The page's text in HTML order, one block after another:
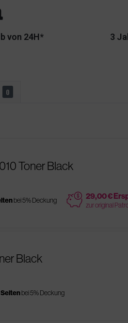
von 24H* 3
0
Toner Black
bei 5% Deckung price 29,00 €
zur original
Black
bei 5% Deckung